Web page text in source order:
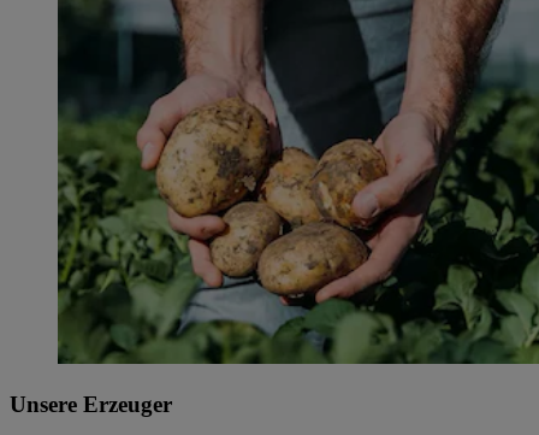
Unsere Erzeuger